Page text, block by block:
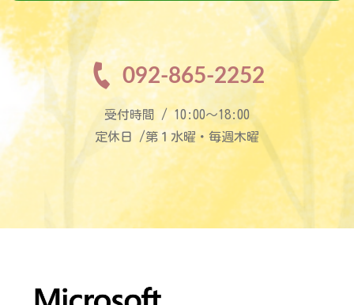
092-865-2252
受付時間 / 10:00〜18:00
定休日 /第１水曜・毎週木曜